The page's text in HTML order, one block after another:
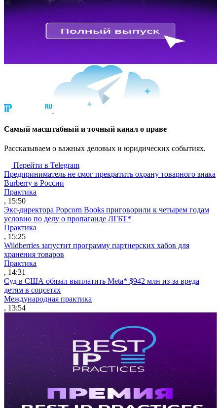
Cамый масштабный и точный канал о праве
Рассказываем о важных деловых и юридических событиях.
Перейти в Telegram
Предприниматель не смог прекратить охрану товарного знака
Burberry в России
Практика
, 15:50
Экс-директора Popcorn Books приговорили к четырем годам
условно по делу о пропаганде ЛГБТ*
Практика
, 15:25
Wildberries запустит программу партнерских хабов для
хранения товаров
Практика
, 14:31
Суд в США обязал выплатить Meta* $942 млн из-за вреда
детям в соцсетях
Международная практика
, 13:54